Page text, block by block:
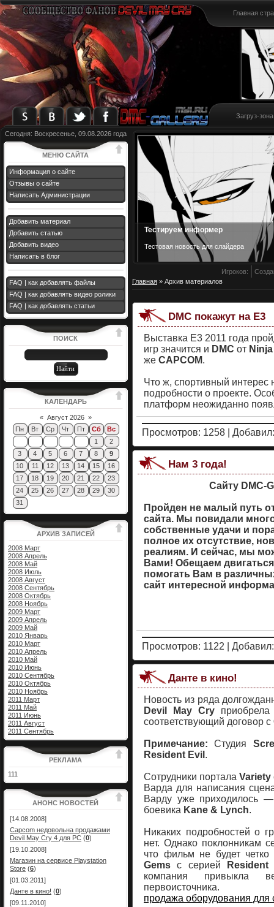
Главная
Загруз-зона
Тестируем информер
Тестовая новость для слайдера
Игроков:
Главная » Архив материалов
DMC покажут на E3
Выставка E3 2011 года
игр значится и DMC от
же CAPCOM.
Что ж, спортивный интерес
подробности о проекте.
платформ неожиданно
Просмотров: 1258 |
Нам 3 года!
Сайту DMC-
Пройден не малый путь
сайта. Мы повидали
собственные удачи и
полное их отсутствие,
реалиям. И сейчас, мы
Вами! Обещаем
помогать Вам в
сайт интересной
Просмотров: 1122 |
Данте в кино!
Новость из ряда
Devil May Cryприобрела
соответствующий договор с
Примечание: Студия
Resident Evil .
Сотрудники порталаVariety
Варда для написания
Варду уже приходилось —
боевика Kane & Lynch.
Никаких подробностей о
нет. Однако поклонникам
что фильм не будет
Gems с серией
Resident
компания привыкла
первоисточника.
продажа оборудования для
Сегодня: Воскресенье, 09.08.2026 года
МЕНЮ САЙТА
Информация о сайте
Отзывы о сайте
Написать Администрации
Добавить материал
Добавить статью
Добавить видео
Написать в блог
FAQ | как добавлять файлы
FAQ | как добавлять видео ролики
FAQ | как добавлять статьи
ПОИСК
КАЛЕНДАРЬ
« Август 2026 »
Пн
Вт Ср Чт Пт Сб
Вс
1
2
3
4 5 6 7 8
9
10
11 12 13 14 15
16
17
18 19 20 21 22
23
24
25 26 27 28 29
30
31
АРХИВ ЗАПИСЕЙ
2008 Март
2008 Апрель
2008 Май
2008 Июль
2008 Август
2008 Сентябрь
2008 Октябрь
2008 Ноябрь
2009 Март
2009 Апрель
2009 Май
2010 Январь
2010 Март
2010 Апрель
2010 Май
2010 Июнь
2010 Сентябрь
2010 Октябрь
2010 Ноябрь
2011 Март
2011 Май
2011 Июнь
2011 Август
2011 Сентябрь
РЕКЛАМА
111
АНОНС НОВОСТЕЙ
[14.08.2008]
Capcom недовольна продажами
Devil May Cry 4 для PC (0)
[19.10.2008]
Магазин на сервисе Playstation
Store (6)
[01.03.2011]
Данте в кино! (0)
[09.11.2010]